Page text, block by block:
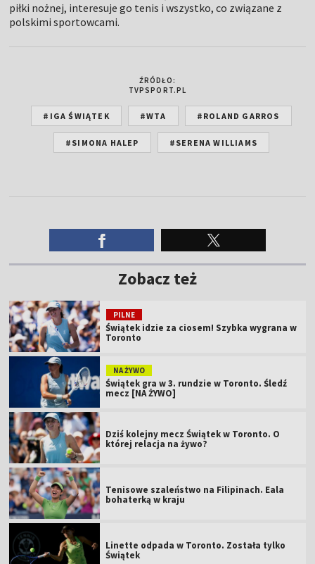
piłki nożnej, interesuje go tenis i wszystko, co związane z
polskimi sportowcami.
ŹRÓDŁO:
TVPSPORT.PL
#IGA ŚWIĄTEK #WTA #ROLAND GARROS
#SIMONA HALEP #SERENA WILLIAMS
Zobacz też
PILNE
Świątek idzie za ciosem! Szybka wygrana w
Toronto
NA ŻYWO
Świątek gra w 3. rundzie w Toronto. Śledź
mecz [NA ŻYWO]
Dziś kolejny mecz Świątek w Toronto. O
której relacja na żywo?
Tenisowe szaleństwo na Filipinach. Eala
bohaterką w kraju
Linette odpada w Toronto. Została tylko
Świątek